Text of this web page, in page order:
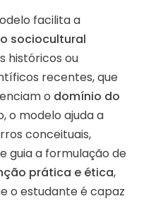
facilita a
sociocultural
históricos ou
recentes, que
o domínio do
o modelo ajuda a
conceituais,
guia a formulação de
prática e ética,
o estudante é capaz